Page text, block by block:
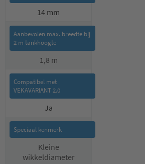
14 mm
1,8 m
Ja
Kleine
wikkeldiameter